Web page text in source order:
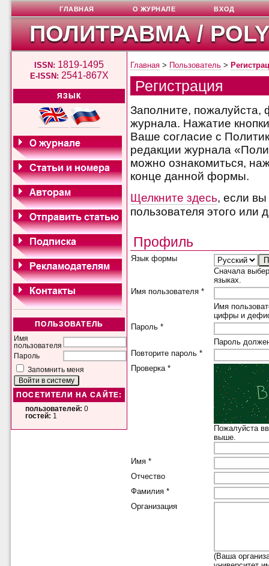
ПОЛИТРАВМА /
ISSN: 1819-1495
E-ISSN: 2541-867X
ЯЗЫК
ПОЛЬЗОВАТЕЛЬ
Имя
пользователя
Пароль
Запомнить меня
ПОСЕТИТЕЛИ НА САЙТЕ:
пользователей: 0
гостей: 1
ГЛАВНАЯ О ЖУРНАЛЕ ВХОД
Главная > Пользователь >
Регистрация
Заполните, пожалуйста,
журнала. Нажатие
Ваше согласие с
редакции журнала
можно ознакомиться,
конце данной формы.
Щелкните здесь, если вы
пользователя этого или
Профиль
Язык формы
Сначала
языках.
Имя пользователя *
Имя
цифры и
Пароль *
Пароль
Повторите пароль *
Проверка *
Пожалуйста
выше.
Имя *
Отчество
Фамилия *
Организация
(Ваша